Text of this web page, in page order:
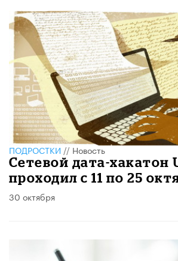
ПОДРОСТКИ // Новость
Сетевой дата-хакатон
проходил с 11 по 25
30 октября